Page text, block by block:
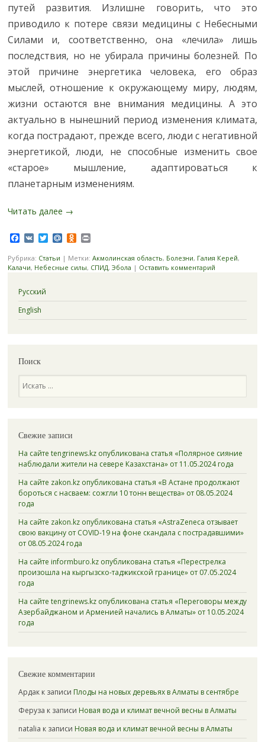
путей развития. Излишне говорить, что это
приводило к потере связи медицины с Небесными
Силами и, соответственно, она «лечила» лишь
последствия, но не убирала причины болезней. По
этой причине энергетика человека, его образ
мыслей, отношение к окружающему миру, людям,
жизни остаются вне внимания медицины. А это
актуально в нынешний период изменения климата,
когда пострадают, прежде всего, люди с негативной
энергетикой, люди, не способные изменить свое
«старое» мышление, адаптироваться к
планетарным изменениям.
Читать далее →
Facebook
VKTwitterMail.RuOdnoklassniki
Print
Рубрика: Статьи | Метки: Акмолинская область, Болезни, Галия Керей,
Калачи, Небесные силы, СПИД, Эбола | Оставить комментарий
Русский
English
Поиск
Свежие записи
На сайте tengrinews.kz опубликована статья «Полярное сияние
наблюдали жители на севере Казахстана» от 11.05.2024 года
На сайте zakon.kz опубликована статья «В Астане продолжают
бороться с насваем: сожгли 10 тонн вещества» от 08.05.2024
года
На сайте zakon.kz опубликована статья «AstraZeneca отзывает
свою вакцину от COVID-19 на фоне скандала с пострадавшими»
от 08.05.2024 года
На сайте informburo.kz опубликована статья «Перестрелка
произошла на кыргызско-таджикской границе» от 07.05.2024
года
На сайте tengrinews.kz опубликована статья «Переговоры между
Азербайджаном и Арменией начались в Алматы» от 10.05.2024
года
Свежие комментарии
Ардакк записи Плоды на новых деревьях в Алматы в сентябре
Феруза к записи Новая вода и климат вечной весны в Алматы
natalia к записи Новая вода и климат вечной весны в Алматы